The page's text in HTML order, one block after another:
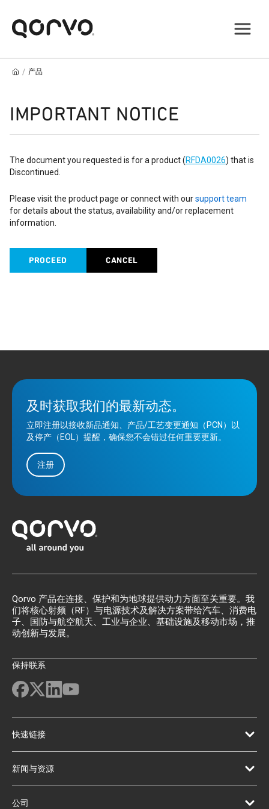
/ 产品
IMPORTANT NOTICE
The document you requested is for a product (RFDA0026) that is
Discontinued.
Please visit the product page or connect with oursupport team
for details about the status, availability and/or replacement
information.
PROCEED CANCEL
及时获取我们的最新动态。
立即注册以接收新品通知、产品/工艺变更通知（PCN）以
及停产（EOL）提醒，确保您不会错过任何重要更新。
注册
Qorvo 产品在连接、保护和为地球提供动力方面至关重要。我
们将核心射频（RF）与电源技术及解决方案带给汽车、消费电
子、国防与航空航天、工业与企业、基础设施及移动市场，推
动创新与发展。
保持联系
快速链接
新闻与资源
公司